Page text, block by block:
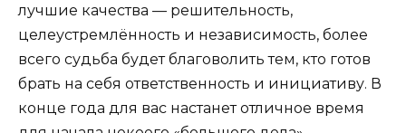
лучшие качества — решительность,
целеустремлённость и независимость, более
всего судьба будет благоволить тем, кто готов
брать на себя ответственность и инициативу. В
конце года для вас настанет отличное время